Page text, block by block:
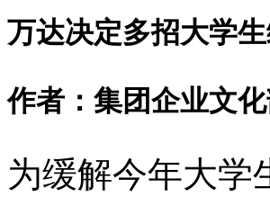
万达决定多招大学
作者：集团企业文
为缓解今年大学